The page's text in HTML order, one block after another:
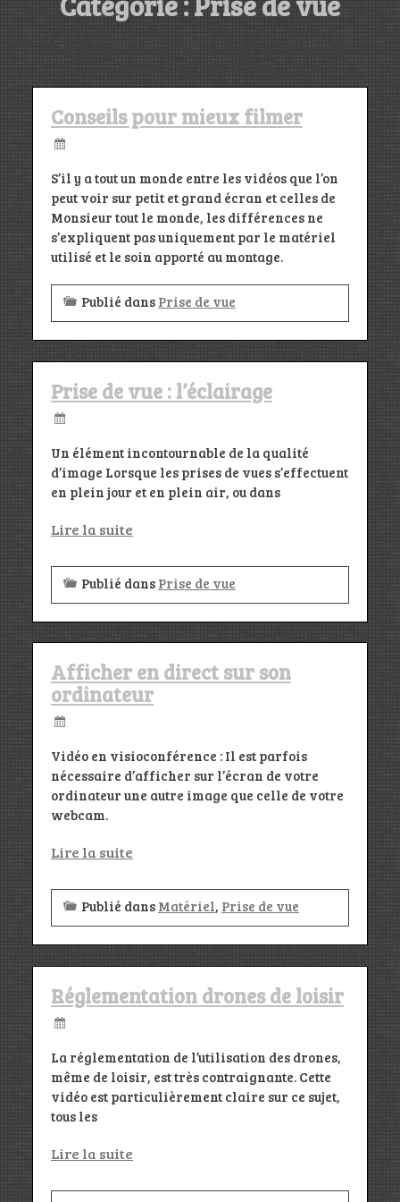
Conseils pour mieux filmer
S’il y a tout un monde entre les vidéos que l’on
peut voir sur petit et grand écran et celles de
Monsieur tout le monde, les différences ne
s’expliquent pas uniquement par le matériel
utilisé et le soin apporté au montage.
Publié dans Prise de vue
Prise de vue : l’éclairage
Un élément incontournable de la qualité
d’image Lorsque les prises de vues s’effectuent
en plein jour et en plein air, ou dans
Lire la suite
Publié dans Prise de vue
Afficher en direct sur son
ordinateur
Vidéo en visioconférence : Il est parfois
nécessaire d’afficher sur l’écran de votre
ordinateur une autre image que celle de votre
webcam.
Lire la suite
Publié dans Matériel, Prise de vue
Réglementation drones de loisir
La réglementation de l’utilisation des drones,
même de loisir, est très contraignante. Cette
vidéo est particulièrement claire sur ce sujet,
tous les
Lire la suite